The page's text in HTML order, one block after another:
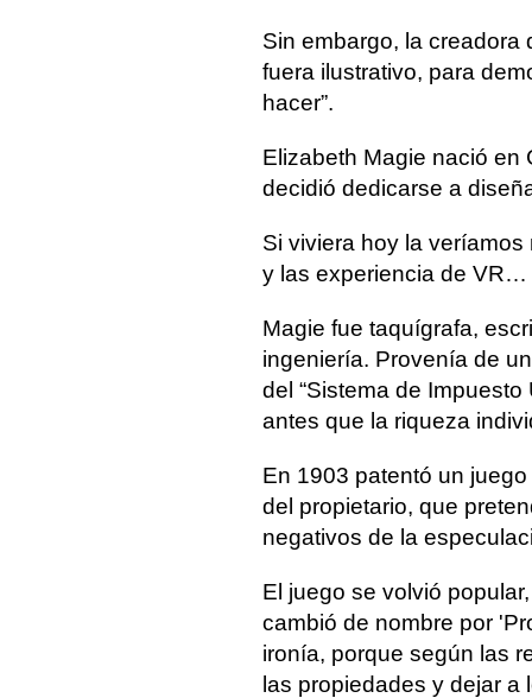
Sin embargo, la creadora
fuera ilustrativo, para
hacer”.
Elizabeth Magie nació en
decidió dedicarse a
Si viviera hoy la
y las experiencia de VR…
Magie fue taquígrafa,
ingeniería. Provenía de
del “Sistema de
antes que la riqueza
En 1903 patentó un
del propietario, que
negativos de la
El juego se volvió
cambió de nombre por
ironía, porque según las
las propiedades y dejar a